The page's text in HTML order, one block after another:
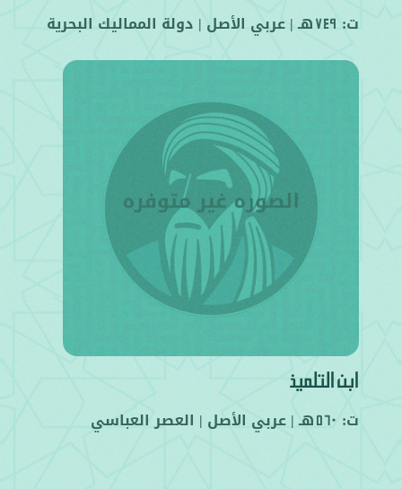
ت: 749هـ |عربي الأصل | دولة المماليك البحرية
ابن التلميذ
ت: 560هـ |عربيالأصل | العصر العباسي